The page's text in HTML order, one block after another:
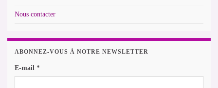
Nous contacter
ABONNEZ-VOUS À NOTRE NEWSLETTER
E-mail *